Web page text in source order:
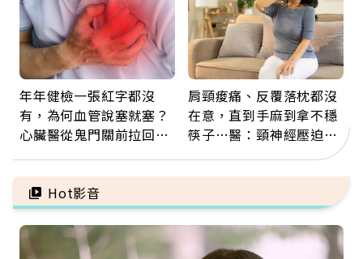
年年健檢一張紅字都沒
有，為何血管說塞就塞？
心臟醫從鬼門關前拉回病
字
肩頸痠痛、反覆落枕都沒
在意，直到手麻到拿不穩
筷子…醫：頸神經壓迫上
身，打破固定姿勢才是關
鍵
Hot影音